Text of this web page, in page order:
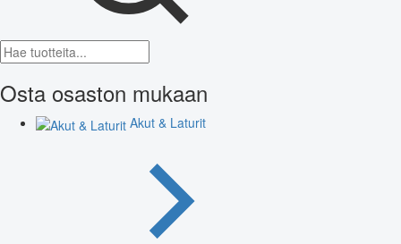
Osta osaston mukaan
Akut & Laturit